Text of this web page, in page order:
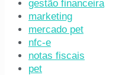
gestão financeira
marketing
mercado pet
nfc-e
notas fiscais
pet